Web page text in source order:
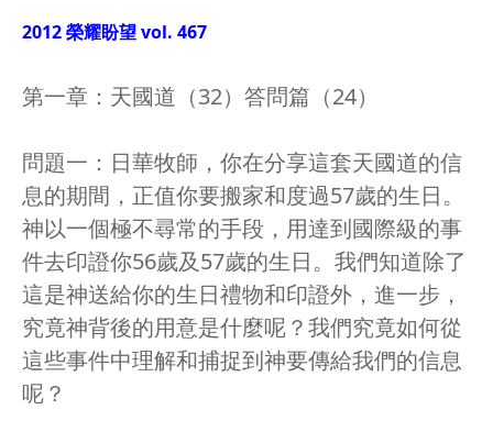
2012 榮耀盼望 vol. 467
第一章：天國道（32）答問篇（24）
問題一：日華牧師，你在分享這套天國道的信
息的期間，正值你要搬家和度過57歲的生日。
神以一個極不尋常的手段，用達到國際級的事
件去印證你56歲及57歲的生日。我們知道除了
這是神送給你的生日禮物和印證外，進一步，
究竟神背後的用意是什麼呢？我們究竟如何從
這些事件中理解和捕捉到神要傳給我們的信息
呢？